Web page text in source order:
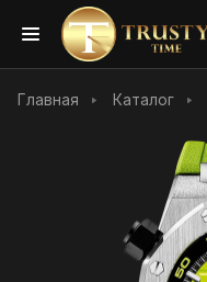
Главная Каталог